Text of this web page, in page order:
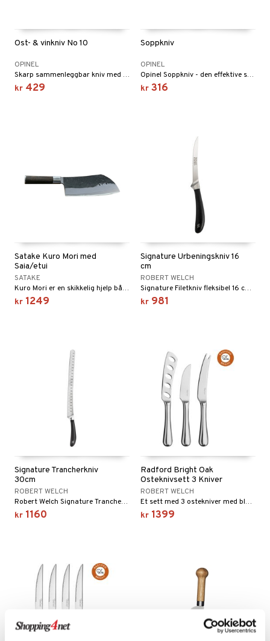
Ost- & vinkniv No 10
OPINEL
Skarp sammenleggbar kniv med innebygget korkeskruer, perfekt til pickniken.
kr 429
Soppkniv
OPINEL
Opinel Soppkniv - den effektive soppkniven!
kr 316
Satake Kuro Mori med
Saia/etui
SATAKE
Kuro Mori er en skikkelig hjelp både i skogen på campingplassen og på grillen.
kr 1249
Signature Urbeningskniv 16
cm
ROBERT WELCH
Signature Filetkniv fleksibel 16 cm har et smalt blad og spiss topp for presisjonsutbening av kjøtt, fjærfe og fisk.
kr 981
Signature Trancherkniv
30cm
ROBERT WELCH
Robert Welch Signature Trancherkniv fleksibel 30 cm er fullt smidd med rustfritt stål og med en fylt kjerne for ekstra styrke.
kr 1160
Radford Bright Oak
Osteknivsett 3 Kniver
ROBERT WELCH
Et sett med 3 ostekniver med blank overflate fra Radford bestikkserie.
kr 1399